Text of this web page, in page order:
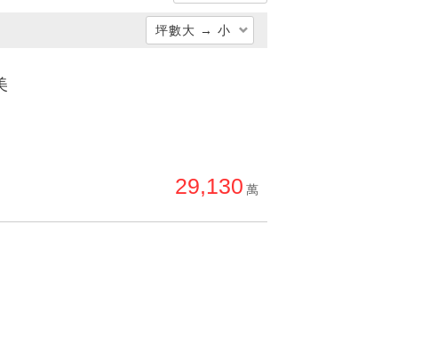
坪數大 → 小
降價幅度高 → 低
29,130 萬